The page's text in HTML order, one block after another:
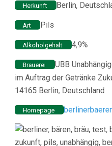
Herkunft Berlin,
Art Pils
Alkoholgehalt 4,9%
Brauerei
UBB
im Auftrag der Getränke
14165 Berlin, Deutschland
Homepage